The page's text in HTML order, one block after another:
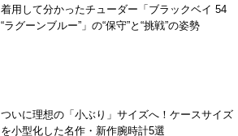
着用して分かったチューダー「ブラックベイ 54
“ラグーンブルー”」の“保守”と“挑戦”の姿勢
ついに理想の「小ぶり」サイズへ！ケースサイズ
を小型化した名作・新作腕時計5選